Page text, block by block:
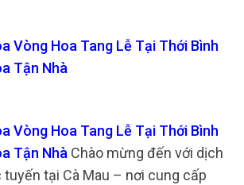
Vòng Hoa Tang Lễ Tại Thới Bình
Tận Nhà
Vòng Hoa Tang Lễ Tại Thới Bình
Tận Nhà Chào mừng đến với dịch
tại Cà Mau – nơi cung cấp